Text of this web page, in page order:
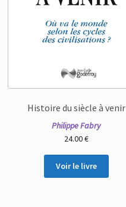
Histoire du siècle à venir
Philippe Fabry
24.00€
Voir le livre